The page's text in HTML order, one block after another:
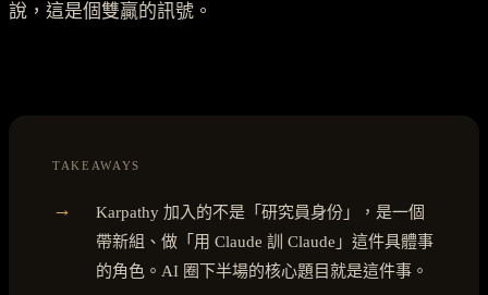
說，這是個雙贏的訊號。
TAKEAWAYS
→
Karpathy 加入的不是「研究員身份」，是一個
帶新組、做「用 Claude 訓 Claude」這件具體事
的角色。AI 圈下半場的核心題目就是這件事。